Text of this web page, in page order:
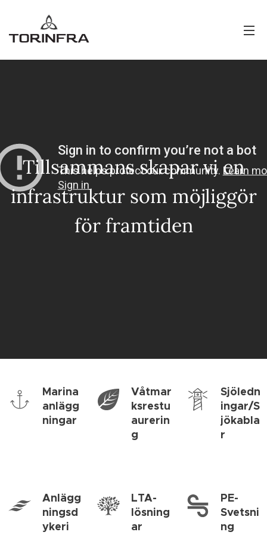
Tillsammans skapar vi en
infrastruktur som möjliggör
för framtiden
Marina
anlägg
ningar
Våtmar
ksrestu
aurerin
g
Sjöledn
ingar/S
jökabla
r
Anlägg
ningsd
ykeri
LTA-
lösning
ar
PE-
Svetsni
ng